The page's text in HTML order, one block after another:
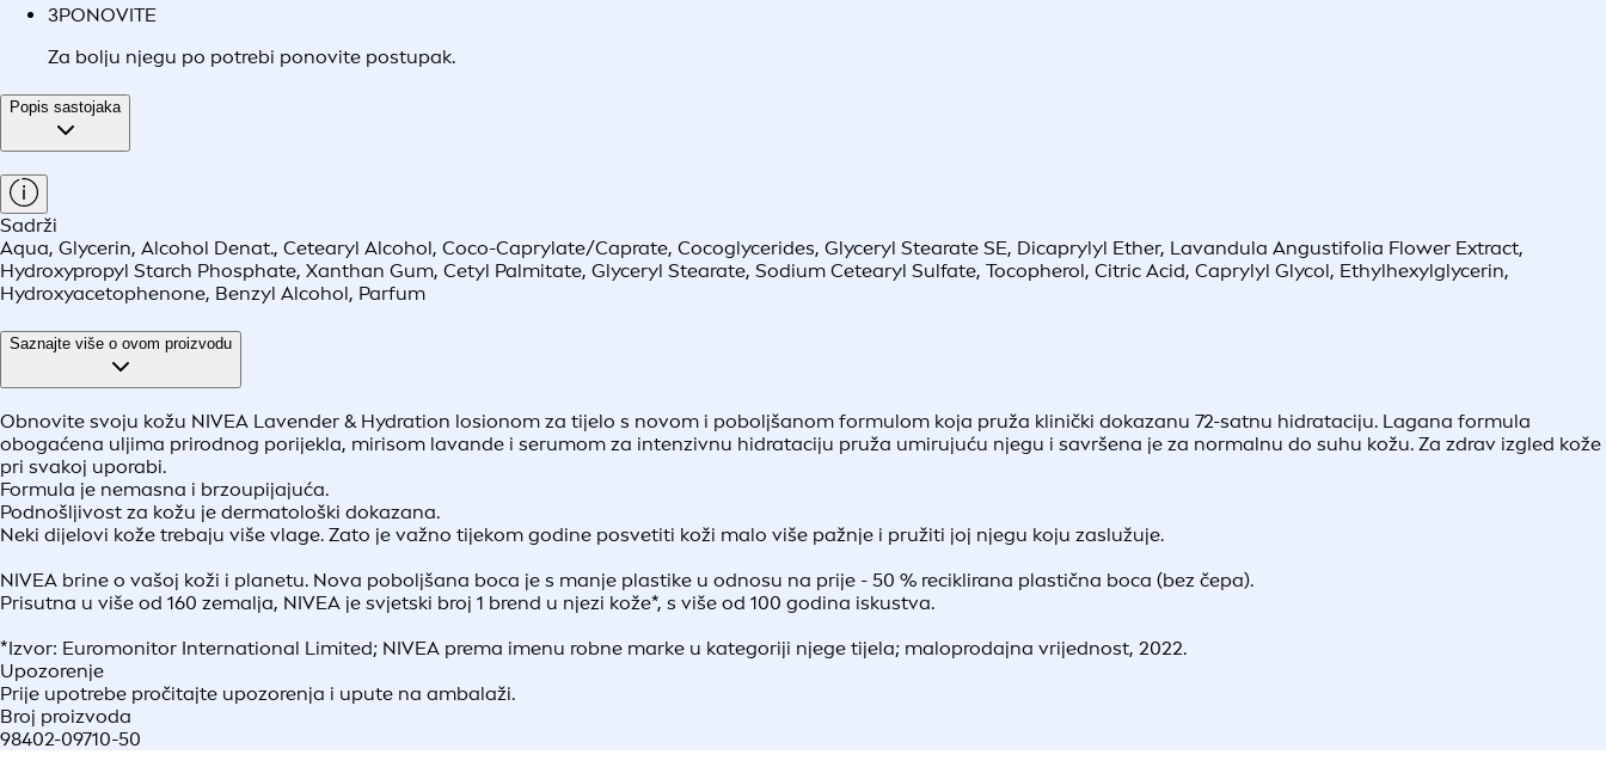
3PONOVITE
Za bolju njegu po potrebi ponovite postupak.
Popis sastojaka
Sadrži
Aqua, Glycerin, Alcohol Denat., Cetearyl Alcohol, Coco-Caprylate/Caprate, Cocoglycerides, Glyceryl Stearate SE, Dicaprylyl Ether, Lavandula Angustifolia Flower Extract,
Hydroxypropyl Starch Phosphate, Xanthan Gum, Cetyl Palmitate, Glyceryl Stearate, Sodium Cetearyl Sulfate, Tocopherol, Citric Acid, Caprylyl Glycol, Ethylhexylglycerin,
Hydroxyacetophenone, Benzyl Alcohol, Parfum
Saznajte više o ovom proizvodu
Obnovite svoju kožu NIVEA Lavender & Hydration losionom za tijelo s novom i poboljšanom formulom koja pruža klinički dokazanu 72-satnu hidrataciju. Lagana formula
obogaćena uljima prirodnog porijekla, mirisom lavande i serumom za intenzivnu hidrataciju pruža umirujuću njegu i savršena je za normalnu do suhu kožu. Za zdrav izgled kože
pri svakoj uporabi.
Formula je nemasna i brzoupijajuća.
Podnošljivost za kožu je dermatološki dokazana.
Neki dijelovi kože trebaju više vlage. Zato je važno tijekom godine posvetiti koži malo više pažnje i pružiti joj njegu koju zaslužuje.
NIVEA brine o vašoj koži i planetu. Nova poboljšana boca je s manje plastike u odnosu na prije - 50 % reciklirana plastična boca (bez čepa).
Prisutna u više od 160 zemalja, NIVEA je svjetski broj 1 brend u njezi kože*, s više od 100 godina iskustva.
*Izvor: Euromonitor International Limited; NIVEA prema imenu robne marke u kategoriji njege tijela; maloprodajna vrijednost, 2022.
Upozorenje
Prije upotrebe pročitajte upozorenja i upute na ambalaži.
Broj proizvoda
98402-09710-50